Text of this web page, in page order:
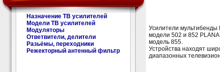
Назначение ТВ усилителей
Модели ТВ усилителей
Модуляторы
Ответвители, делители
Разьёмы, переходники
Режекторный антенный фильтр
Усилители мультибенды
модели 502 и 852
модель 855.
Устройства находят
диапазонных